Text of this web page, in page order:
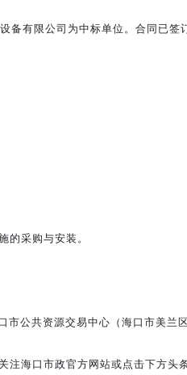
有限公司为中标单位。合同已
的采购与安装。
公共资源交易中心（海口市美兰
海口市政官方网站或点击下方